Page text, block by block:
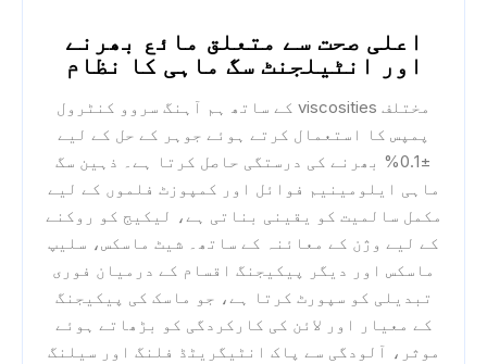
اعلی صحت سے متعلق مائع بھرنے
اور انٹیلجنٹ سگ ماہی کا نظام
مختلف viscosities کے ساتھ ہم آہنگ سروو کنٹرول
پمپس کا استعمال کرتے ہوئے جوہر کے حل کے لیے
±0.1% بھرنے کی درستگی حاصل کرتا ہے۔ ذہین سگ
ماہی ایلومینیم فوائل اور کمپوزٹ فلموں کے لیے
مکمل سالمیت کو یقینی بناتی ہے، لیکیج کو روکنے
کے لیے وژن کے معائنہ کے ساتھ۔ شیٹ ماسکس، سلیپ
ماسکس اور دیگر پیکیجنگ اقسام کے درمیان فوری
تبدیلی کو سپورٹ کرتا ہے، جو ماسک کی پیکیجنگ
کے معیار اور لائن کی کارکردگی کو بڑھاتے ہوئے
موثر، آلودگی سے پاک انٹیگریٹڈ فلنگ اور سیلنگ